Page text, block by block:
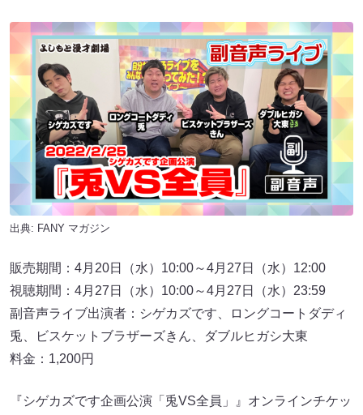
出典: FANY マガジン
販売期間：4月20日（水）10:00～4月27日（水）12:00
視聴期間：4月27日（水）10:00～4月27日（水）23:59
副音声ライブ出演者：シゲカズです、ロングコートダディ
兎、ビスケットブラザーズきん、ダブルヒガシ大東
料金：1,200円
『シゲカズです企画公演「兎VS全員」』オンラインチケッ